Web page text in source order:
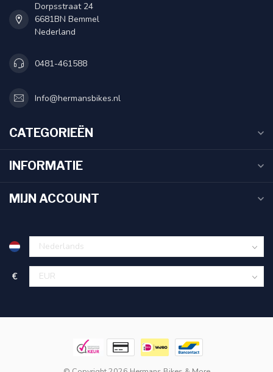
Dorpsstraat 24
6681BN Bemmel
Nederland
0481-461588
Info@hermansbikes.nl
CATEGORIEËN
INFORMATIE
MIJN ACCOUNT
€